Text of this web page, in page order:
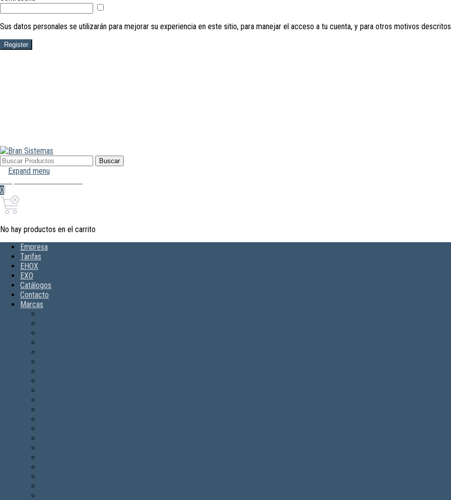
Sus datos personales se utilizarán para mejorar su experiencia en este sitio, para manejar el acceso a tu cuenta, y para otros motivos
Register
Buscar
por:
Buscar
Expand menu
0
No hay productos en el carrito
Empresa
Tarifas
EHOX
EXO
Catálogos
Contacto
Marcas